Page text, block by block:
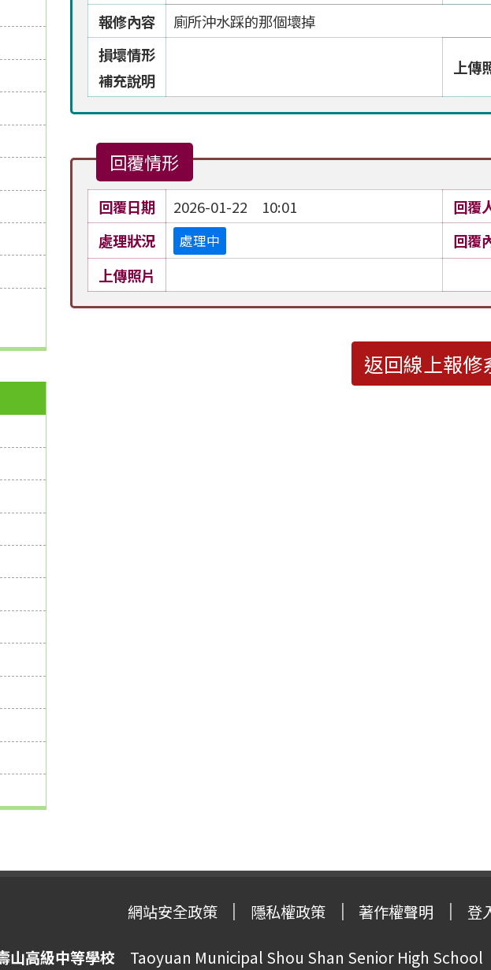
報修內容
廁所沖水踩的那個壞掉
損壞情形
補充說明
上傳
回覆情形
回覆日期 2026-01-22 10:01
回覆
處理狀況
處理中
回覆
上傳照片
返回線上報修
網站安全政策 隱私權政策 著作權聲明 登
山高級中等學校 Taoyuan Municipal Shou Shan Senior High School